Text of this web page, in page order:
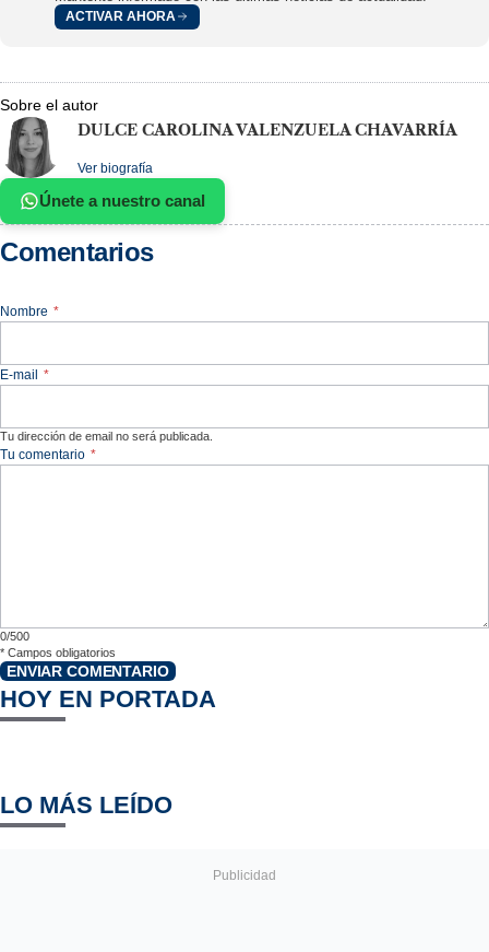
ACTIVAR AHORA
Sobre el autor
DULCE CAROLINA VALENZUELA CHAVARRÍA
Ver biografía
Únete a nuestro canal
Comentarios
Nombre *
E-mail *
Tu dirección de email no será publicada.
Tu comentario *
0/500
* Campos obligatorios
ENVIAR COMENTARIO
HOY EN PORTADA
LO MÁS LEÍDO